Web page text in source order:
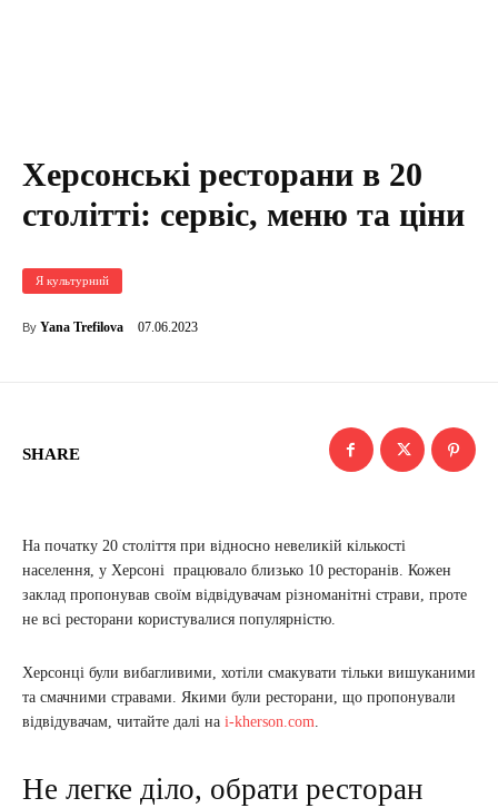
Херсонські ресторани в 20
столітті: сервіс, меню та ціни
Я культурний
By Yana Trefilova 07.06.2023
SHARE
На початку 20 століття при відносно невеликій кількості
населення, у Херсоні працювало близько 10 ресторанів. Кожен
заклад пропонував своїм відвідувачам різноманітні страви, проте
не всі ресторани користувалися популярністю.
Херсонці були вибагливими, хотіли смакувати тільки вишуканими
та смачними стравами. Якими були ресторани, що пропонували
відвідувачам, читайте далі на i-kherson.com.
Не легке діло, обрати ресторан